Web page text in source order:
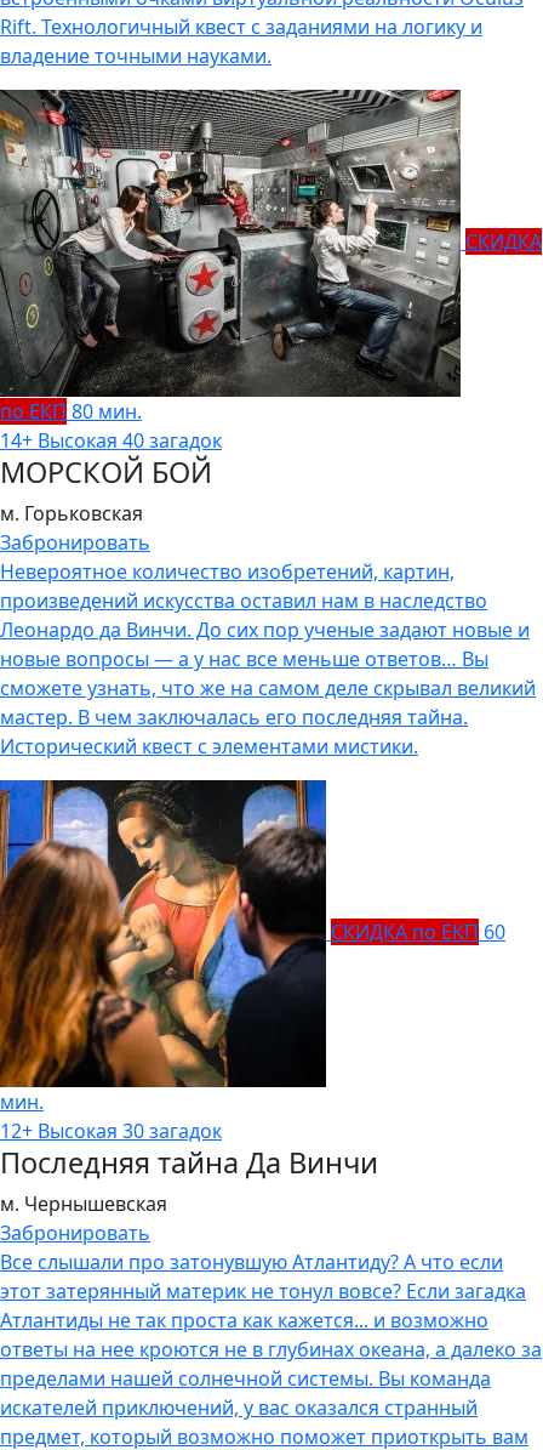
Rift. Технологичный квест с заданиями на логику и
владение точными науками.
СКИДКА
по ЕКП 80 мин.
14+ Высокая 40 загадок
МОРСКОЙ БОЙ
м. Горьковская
Забронировать
Невероятное количество изобретений, картин,
произведений искусства оставил нам в наследство
Леонардо да Винчи. До сих пор ученые задают новые и
новые вопросы — а у нас все меньше ответов… Вы
сможете узнать, что же на самом деле скрывал великий
мастер. В чем заключалась его последняя тайна.
Исторический квест с элементами мистики.
СКИДКА по ЕКП 60
мин.
12+ Высокая 30 загадок
Последняя тайна Да Винчи
м. Чернышевская
Забронировать
Все слышали про затонувшую Атлантиду? А что если
этот затерянный материк не тонул вовсе? Если загадка
Атлантиды не так проста как кажется... и возможно
ответы на нее кроются не в глубинах океана, а далеко за
пределами нашей солнечной системы. Вы команда
искателей приключений, у вас оказался странный
предмет, который возможно поможет приоткрыть вам